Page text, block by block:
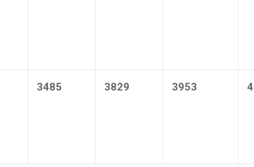
3485 3829 3953